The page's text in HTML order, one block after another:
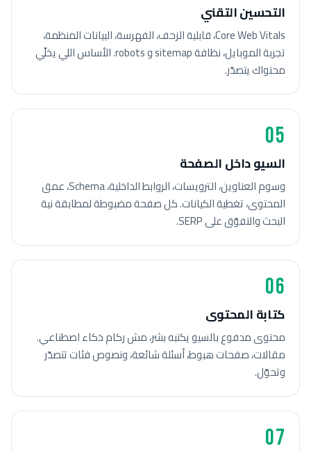
التحسين التقني
Core Web Vitals، قابلية الزحف، الفهرسة، البيانات المنظمة،
تجربة الموبايل، نظافة sitemap و robots. الأساس اللي يخلّي
محتواك يتصدّر.
05
السيو داخل الصفحة
وسوم العناوين، الترويسات، الروابط الداخلية، Schema، عمق
المحتوى، تغطية الكيانات. كل صفحة مضبوطة لمطابقة نية
البحث والتفوّق على SERP.
06
كتابة المحتوى
محتوى مدفوع بالسيو يكتبه بشر، مش ركام ذكاء اصطناعي.
مقالات، صفحات هبوط، أسئلة شائعة، ونصوص فئات تتصدّر
وتحوّل.
07